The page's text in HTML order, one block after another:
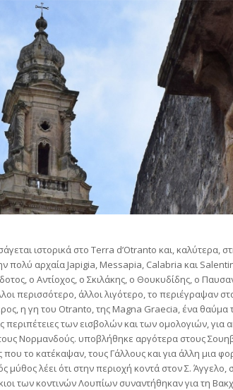
ιστορικά στο Terra d’Otranto και, καλύτερα,
πολύ αρχαία Japigia, Messapia, Calabria και
ο Αντίοχος, ο Σκιλάκης, ο Θουκυδίδης, ο
περισσότερο, άλλοι λιγότερο, το περιέγραψαν
η γη του Otranto, της Magna Graecia, ένα
περιπέτειες των εισβολών και των ομολογιών,
Νορμανδούς. υποβλήθηκε αργότερα στους
το κατέκαψαν, τους Γάλλους και για άλλη μια
μύθος λέει ότι στην περιοχή κοντά στον Σ.
των κοντινών Λουπίων συναντήθηκαν για τη